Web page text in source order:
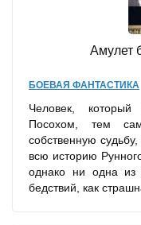
Амулет
БОЕВАЯ ФАНТАСТИКА
Человек,
Посохом, тем
собственную
всю историю
однако ни одна из
бедствий, как